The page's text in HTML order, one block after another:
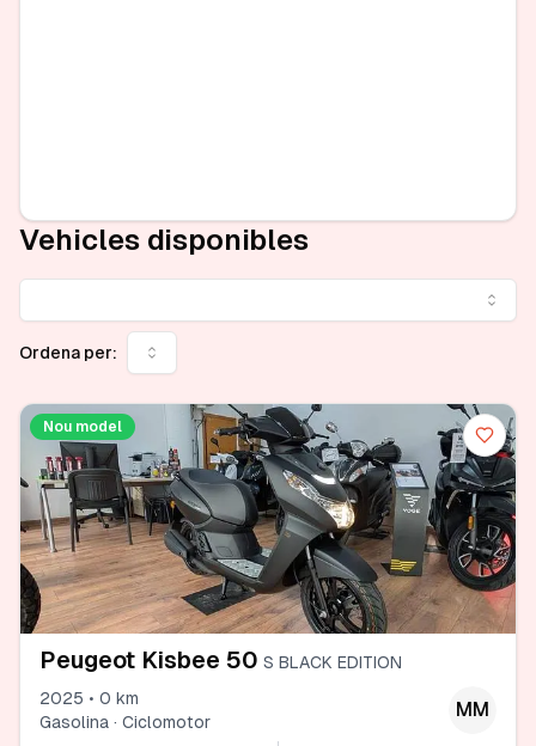
Vehicles disponibles
Ordena per:
Nou model
Peugeot Kisbee 50 S BLACK EDITION
2025 • 0 km
Gasolina · Ciclomotor
MM